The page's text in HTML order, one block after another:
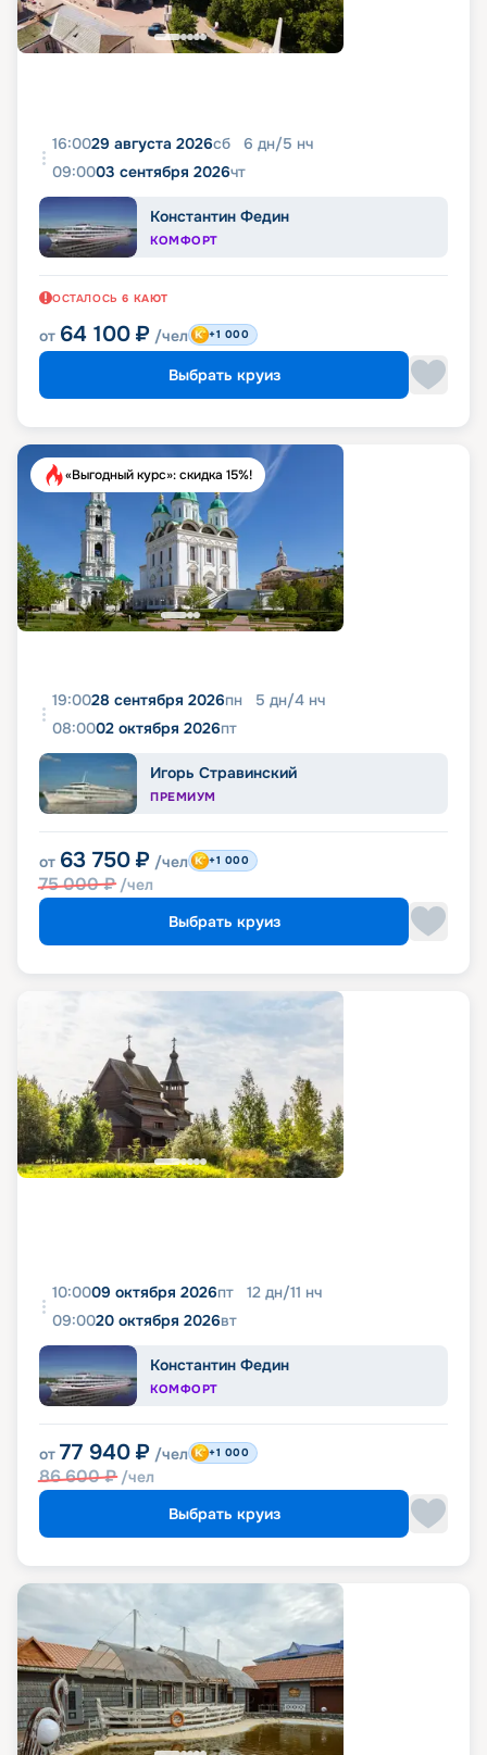
16:0029 августа 2026сб 6 дн/5 нч
09:0003 сентября 2026чт
Константин Федин
КОМФОРТ
ОСТАЛОСЬ 6 КАЮТ
от 64 100 ₽ /чел +1 000
Выбрать круиз
«Выгодный курс»: скидка 15%!
19:0028 сентября 2026пн 5 дн/4 нч
08:0002 октября 2026пт
Игорь Стравинский
ПРЕМИУМ
от 63 750 ₽ /чел
75 000₽ /чел
+1 000
Выбрать круиз
10:0009 октября 2026пт 12 дн/11 нч
09:0020 октября 2026вт
Константин Федин
КОМФОРТ
от 77 940 ₽ /чел
86 600₽ /чел
+1 000
Выбрать круиз